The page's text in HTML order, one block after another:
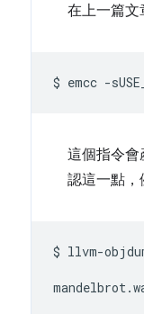
在上一篇文
$ emcc -
這個指令會
認這一點，
$ llvm-